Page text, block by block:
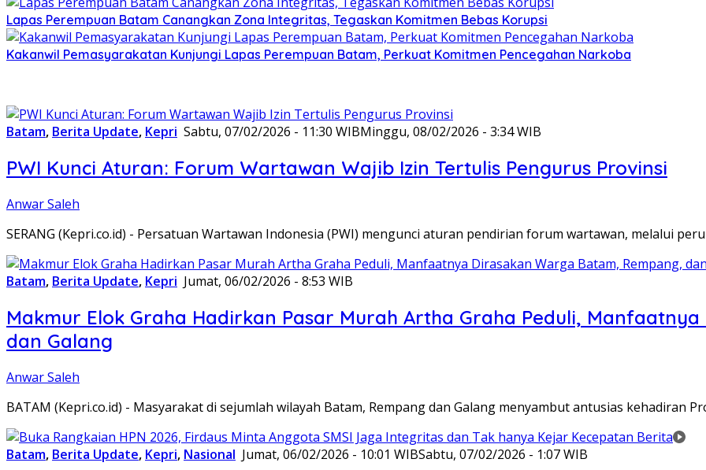
Lapas Perempuan Batam Canangkan Zona Integritas, Tegaskan Komitmen Bebas Korupsi
Kakanwil Pemasyarakatan Kunjungi Lapas Perempuan Batam, Perkuat Komitmen Pencegahan Narkoba
Batam, Berita Update, Kepri Sabtu, 07/02/2026 - 11:30 WIBMinggu, 08/02/2026 - 3:34 WIB
PWI Kunci Aturan: Forum Wartawan Wajib Izin Tertulis Pengurus Provinsi
Anwar Saleh
SERANG (Kepri.co.id) - Persatuan Wartawan Indonesia (PWI) mengunci aturan pendirian forum wartawan, melalui
Batam, Berita Update, Kepri Jumat, 06/02/2026 - 8:53 WIB
Makmur Elok Graha Hadirkan Pasar Murah Artha Graha Peduli,
dan Galang
Anwar Saleh
BATAM (Kepri.co.id) - Masyarakat di sejumlah wilayah Batam, Rempang dan Galang menyambut antusias kehadiran
Batam, Berita Update, Kepri, Nasional Jumat, 06/02/2026 - 10:01 WIBSabtu, 07/02/2026 - 1:07 WIB